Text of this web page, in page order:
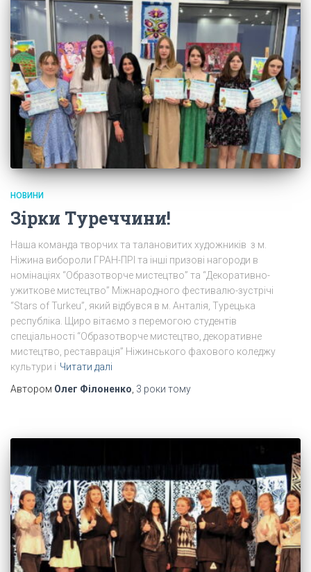
НОВИНИ
Зірки Туреччини!
Наша команда творчих та талановитих художників з м.
Ніжина вибороли ГРАН-ПРІ та інші призові нагороди в
номінаціях “Образотворче мистецтво” та “Декоративно-
ужиткове мистецтво” Міжнародного фестивалю-зустрічі
“Stars of Turkeu”, який відбувся в м. Анталія, Турецька
республіка. Щиро вітаємо з перемогою студентів
спеціальності “Образотворче мистецтво, декоративне
мистецтво, реставрація” Ніжинського фахового коледжу
культури і Читати далі
Автором Олег Філоненко 3 роки тому